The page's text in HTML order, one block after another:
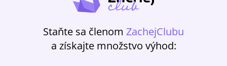
Staňte sa členom ZachejClubu
a získajte množstvo výhod: